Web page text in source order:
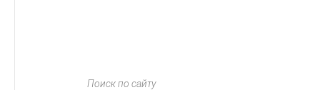
Поиск по сайту